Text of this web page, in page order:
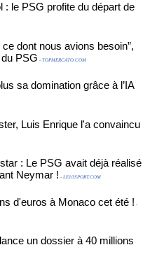
: le PSG profite du départ de
dont nous avions besoin”,
PSG - TOPMERCATO.COM
sa domination grâce à l’IA
Luis Enrique l'a convaincu
: Le PSG avait déjà réalisé
Neymar ! - LE10SPORT.COM
d'euros à Monaco cet été ! -
un dossier à 40 millions